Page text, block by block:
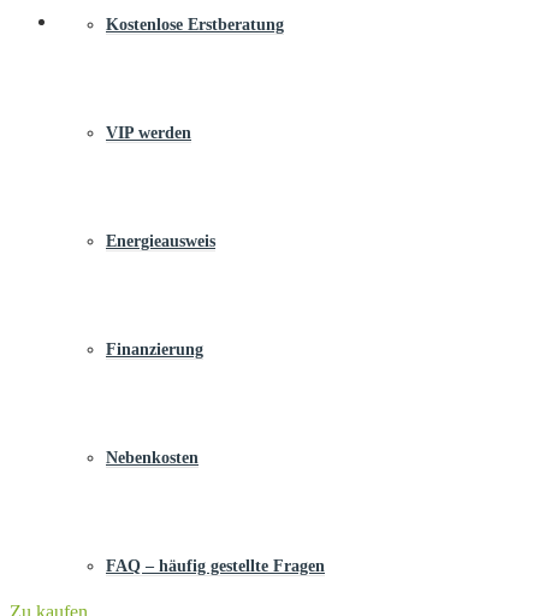
Kostenlose Erstberatung
VIP werden
Energieausweis
Finanzierung
Nebenkosten
FAQ – häufig gestellte Fragen